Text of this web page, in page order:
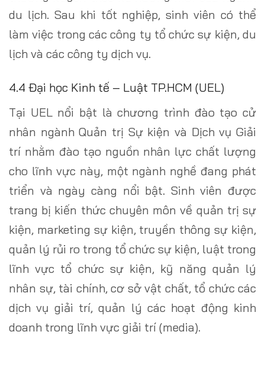
du lịch. Sau khi tốt nghiệp, sinh viên có thể
làm việc trong các công ty tổ chức sự kiện, du
lịch và các công ty dịch vụ.
4.4 Đại học Kinh tế – Luật TP.HCM (UEL)
Tại UEL nổi bật là chương trình đào tạo cử
nhân ngành Quản trị Sự kiện và Dịch vụ Giải
trí nhằm đào tạo nguồn nhân lực chất lượng
cho lĩnh vực này, một ngành nghề đang phát
triển và ngày càng nổi bật. Sinh viên được
trang bị kiến thức chuyên môn về quản trị sự
kiện, marketing sự kiện, truyền thông sự kiện,
quản lý rủi ro trong tổ chức sự kiện, luật trong
lĩnh vực tổ chức sự kiện, kỹ năng quản lý
nhân sự, tài chính, cơ sở vật chất, tổ chức các
dịch vụ giải trí, quản lý các hoạt động kinh
doanh trong lĩnh vực giải trí (media).